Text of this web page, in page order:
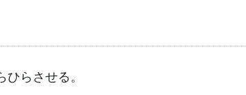
らさせる。